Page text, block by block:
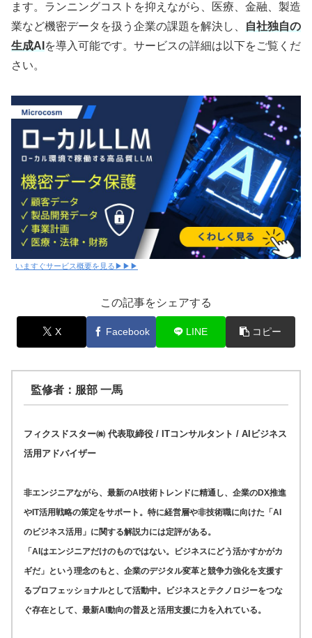
ます。ランニングコストを抑えながら、医療、金融、製造
業など機密データを扱う企業の課題を解決し、
自社独自の
生成AI を導入可能です。サービスの詳細は以下をご覧くだ
さい。
いますぐサービス概要を見る▶▶▶
この記事をシェアする
X Facebook LINE コピー
監修者：服部 一馬
フィクスドスター㈱ 代表取締役 / ITコンサルタント / AIビジネス
活用アドバイザー
非エンジニアながら、最新のAI技術トレンドに精通し、企業のDX推進
やIT活用戦略の策定をサポート。特に経営層や非技術職に向けた「AI
のビジネス活用」に関する解説力には定評がある。
「AIはエンジニアだけのものではない。ビジネスにどう活かすかがカ
ギだ」という理念のもと、企業のデジタル変革と競争力強化を支援す
るプロフェッショナルとして活動中。ビジネスとテクノロジーをつな
ぐ存在として、最新AI動向の普及と活用支援に力を入れている。